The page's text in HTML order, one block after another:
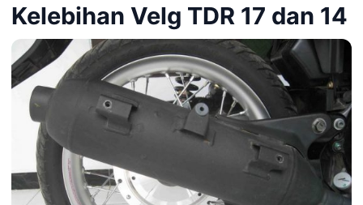
Kelebihan Velg TDR 17 dan 14